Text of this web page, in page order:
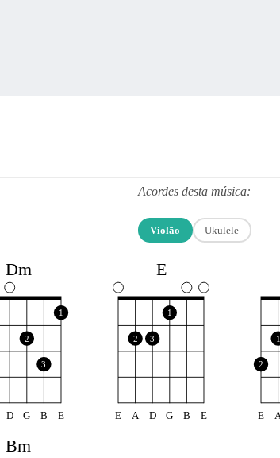
Acordes desta música:
Violão Ukulele
Dm
2
3
1
D G B E
E
2 3
1
E A D G B E
2
1
E A
Bm